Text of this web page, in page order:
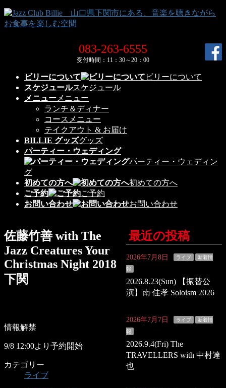
コ
ン
ナ
ビ
083-263-6555
受付時間：11：30～20：00
ビリーについて
ビリーについて
スケジュールスケジュール
メニュー メニュー
ランチ＆ディナー
コースメニュー
テイクアウト & お届け
BILLIE グッズグッズ
パーティー・ウェディング
パーティー・ウェディン
グ
初めての方へ
初めての方へ
ご予約
ご予約
お問い合わせ
お問い合わせ
佐藤竹善 with The
Jazz Creatures Your
Christmas Night 2018
下関
情報解禁
9/8 12:00より予約開始
カテゴリー
ライブ
最近の投稿
2026年7月8日 ライブ 新着情
報
2026.8.23(Sun) 【振替公
演】南 佳孝 Soloism 2026
2026年7月7日 ライブ 新着情
報
2026.9.4(Fri) The
TRAVELLERS with 中村達
也